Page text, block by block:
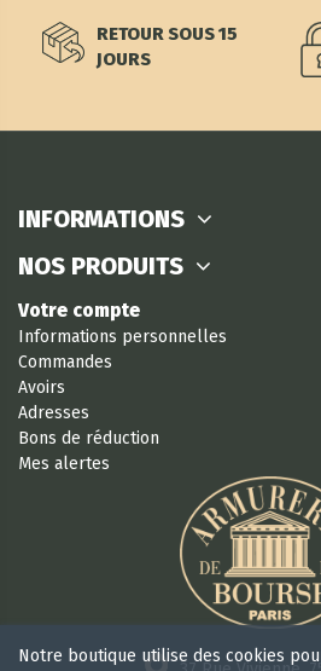
RETOUR SOUS 15
JOURS
INFORMATIONS
NOS PRODUITS
Votre compte
Informations personnelles
Commandes
Avoirs
Adresses
Bons de réduction
Mes alertes
Notre boutique utilise des cookies